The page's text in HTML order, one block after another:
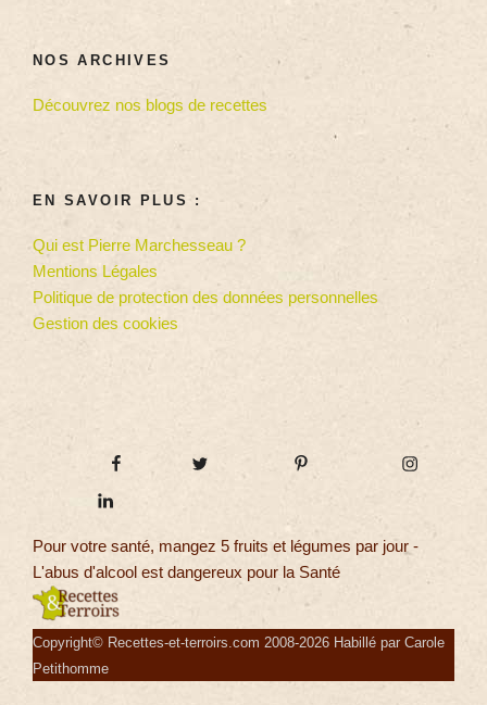
NOS ARCHIVES
Découvrez nos blogs de recettes
EN SAVOIR PLUS :
Qui est Pierre Marchesseau ?
Mentions Légales
Politique de protection des données personnelles
Gestion des cookies
Pour votre santé, mangez 5 fruits et légumes par jour -
L'abus d'alcool est dangereux pour la Santé
Copyright© Recettes-et-terroirs.com 2008-2026 Habillé par Carole
Petithomme